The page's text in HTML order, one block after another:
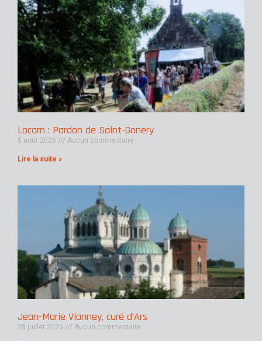
Locarn : Pardon de Saint-Gonery
5 août 2026 Aucun commentaire
Lire la suite »
Jean-Marie Vianney, curé d’Ars
28 juillet 2026 Aucun commentaire